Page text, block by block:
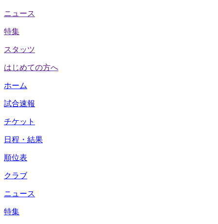
ニュース
特集
スタッツ
はじめての方へ
ホーム
試合速報
チケット
日程・結果
順位表
クラブ
ニュース
特集